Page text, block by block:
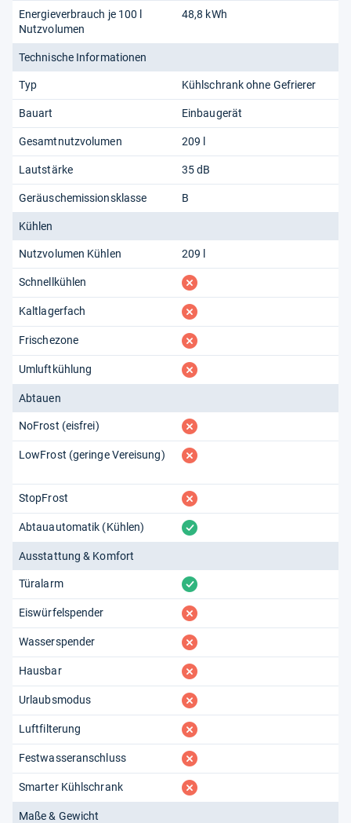
Energieverbrauch je 100 l
Nutzvolumen
48,8 kWh
Technische Informationen
Typ Kühlschrank ohne Gefrierer
Bauart Einbaugerät
Gesamtnutzvolumen 209 l
Lautstärke 35 dB
Geräuschemissionsklasse B
Kühlen
Nutzvolumen Kühlen 209 l
Schnellkühlen fehlt
Kaltlagerfach fehlt
Frischezone fehlt
Umluftkühlung fehlt
Abtauen
NoFrost (eisfrei) fehlt
LowFrost (geringe Vereisung) fehlt
StopFrost fehlt
Abtauautomatik (Kühlen) vorhanden
Ausstattung & Komfort
Türalarm vorhanden
Eiswürfelspender fehlt
Wasserspender fehlt
Hausbar fehlt
Urlaubsmodus fehlt
Luftfilterung fehlt
Festwasseranschluss fehlt
Smarter Kühlschrank fehlt
Maße & Gewicht